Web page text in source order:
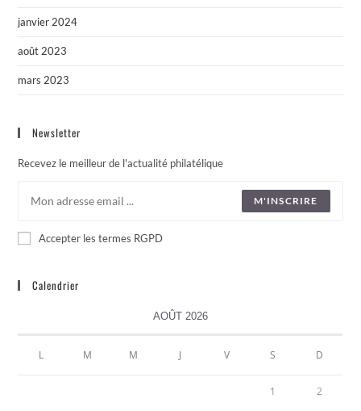
janvier 2024
août 2023
mars 2023
Newsletter
Recevez le meilleur de l'actualité philatélique
M'INSCRIRE
Accepter les termes RGPD
Calendrier
AOÛT 2026
L M M J V S D
1 2